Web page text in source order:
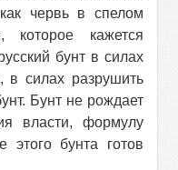
червь в спелом
которое кажется
бунт в силах
в силах разрушить
Бунт не рождает
власти, формулу
этого бунта готов